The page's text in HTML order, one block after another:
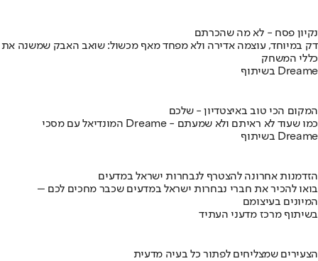
נקיון פסח - לא מה שהכרתם
דק במיוחד, עוצמה אדירה ולא מפחד מאף מכשול: שואב האבק שמשנה את
כללי המשחק
בשיתוף Dreame
המקום הכי טוב באיצטדיון - שלכם
המונדיאל עם מסכי Dreame - כמו שעוד לא ראיתם ולא שמעתם
בשיתוף Dreame
הזדמנות אחרונה להצטרף לנבחרות ישראל במדעים
בואו להכיר את חברי נבחרות ישראל במדעים שכבר מחכים לכם –
המיונים בעיצומם
בשיתוף מרכז מדעני העתיד
הצעירים שמצליחים לפתור כל בעיה מדעית